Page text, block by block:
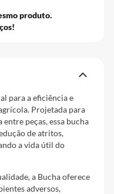
produto.
para a eficiência e
Projetada para
peças, essa bucha
de atritos,
a vida útil do
a Bucha oferece
adversos,